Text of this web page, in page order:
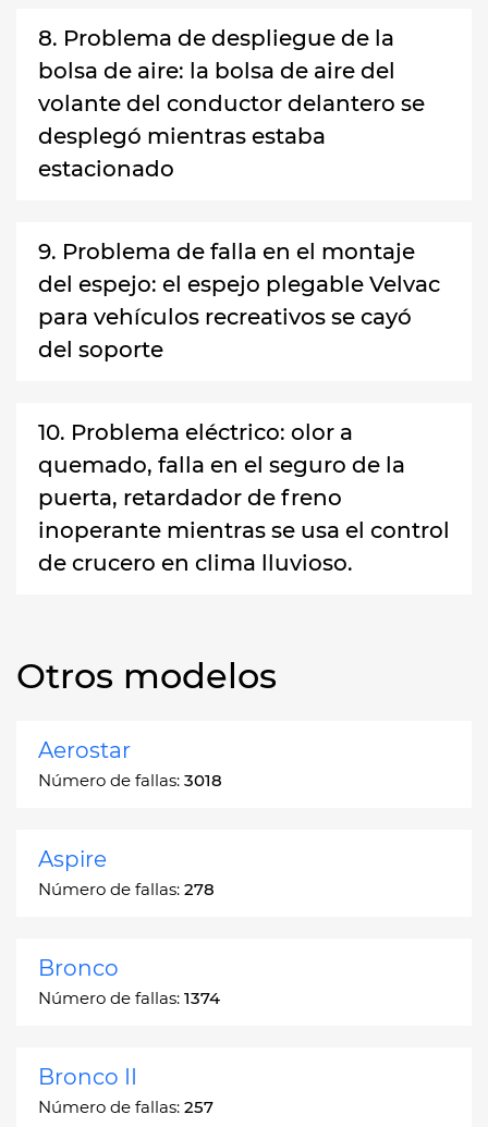
8. Problema de despliegue de la
bolsa de aire: la bolsa de aire del
volante del conductor delantero se
desplegó mientras estaba
estacionado
9. Problema de falla en el montaje
del espejo: el espejo plegable Velvac
para vehículos recreativos se cayó
del soporte
10. Problema eléctrico: olor a
quemado, falla en el seguro de la
puerta, retardador de freno
inoperante mientras se usa el control
de crucero en clima lluvioso.
Otros modelos
Aerostar
Número de fallas: 3018
Aspire
Número de fallas: 278
Bronco
Número de fallas: 1374
Bronco II
Número de fallas: 257